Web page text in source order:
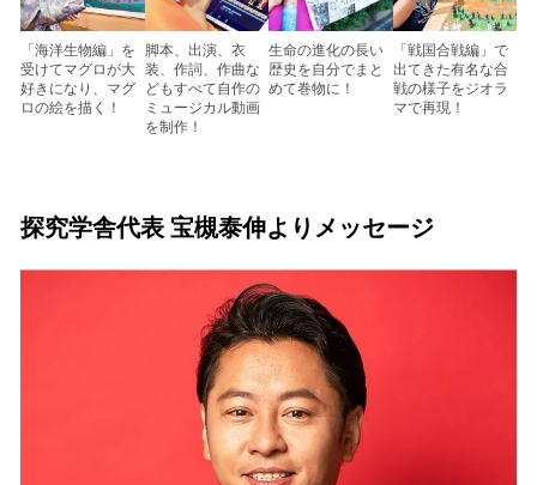
「海洋生物編」を
受けてマグロが大
好きになり、マグ
ロの絵を描く！
脚本、出演、衣
装、作詞、作曲な
どもすべて自作の
ミュージカル動画
を制作！
生命の進化の長い
歴史を自分でまと
めて巻物に！
「戦国合戦編」で
出てきた有名な合
戦の様子をジオラ
マで再現！
探究学舎代表 宝槻泰伸よりメッセージ